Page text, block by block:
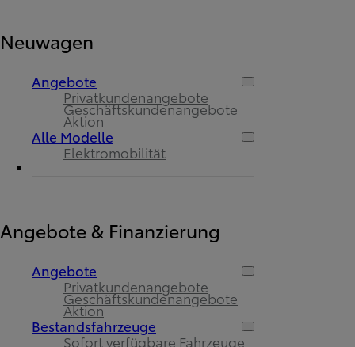
Neuwagen
Angebote
Privatkundenangebote
Geschäftskundenangebote
Aktion
Alle Modelle
Elektromobilität
Angebote & Finanzierung
Angebote
Privatkundenangebote
Geschäftskundenangebote
Aktion
Bestandsfahrzeuge
Sofort verfügbare Fahrzeuge